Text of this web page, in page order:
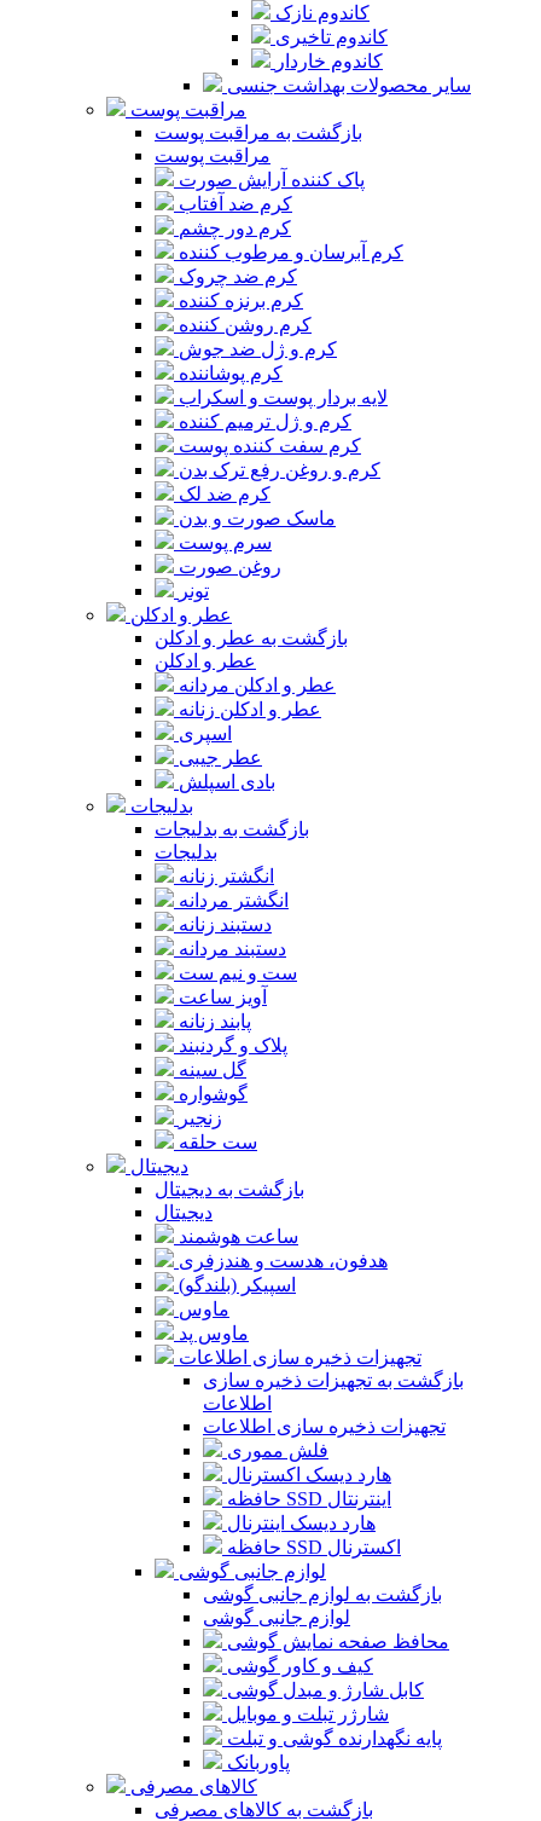
کاندوم نازک
کاندوم تاخیری
کاندوم خاردار
سایر محصولات بهداشت جنسی
مراقبت پوست
بازگشت به مراقبت پوست
مراقبت پوست
پاک کننده آرایش صورت
کرم ضد آفتاب
کرم دور چشم
کرم آبرسان و مرطوب کننده
کرم ضد چروک
کرم برنزه کننده
کرم روشن کننده
کرم و ژل ضد جوش
کرم پوشاننده
لایه بردار پوست و اسکراب
کرم و ژل ترمیم کننده
کرم سفت کننده پوست
کرم و روغن رفع ترک بدن
کرم ضد لک
ماسک صورت و بدن
سرم پوست
روغن صورت
تونر
عطر و ادکلن
بازگشت به عطر و ادکلن
عطر و ادکلن
عطر و ادکلن مردانه
عطر و ادکلن زنانه
اسپری
عطر جیبی
بادی اسپلش
بدلیجات
بازگشت به بدلیجات
بدلیجات
انگشتر زنانه
انگشتر مردانه
دستبند زنانه
دستبند مردانه
ست و نیم ست
آویز ساعت
پابند زنانه
پلاک و گردنبند
گل سینه
گوشواره
زنجیر
ست حلقه
دیجیتال
بازگشت به دیجیتال
دیجیتال
ساعت هوشمند
هدفون، هدست و هندزفری
اسپیکر (بلندگو)
ماوس
ماوس پد
تجهیزات ذخیره سازی اطلاعات
بازگشت به تجهیزات ذخیره سازی
اطلاعات
تجهیزات ذخیره سازی اطلاعات
فلش مموری
هارد دیسک اکسترنال
حافظه SSD اینترنتال
هارد دیسک اینترنال
حافظه SSD اکسترنال
لوازم جانبی گوشی
بازگشت به لوازم جانبی گوشی
لوازم جانبی گوشی
محافظ صفحه نمایش گوشی
کیف و کاور گوشی
کابل شارژ و مبدل گوشی
شارژر تبلت و موبایل
پایه نگهدارنده گوشی و تبلت
پاوربانک
کالاهای مصرفی
بازگشت به کالاهای مصرفی